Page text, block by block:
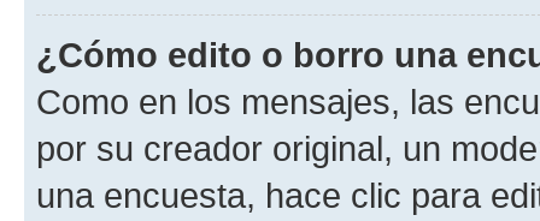
¿Cómo edito o borro una
Como en los mensajes, las
por su creador original, un
una encuesta, hace clic para